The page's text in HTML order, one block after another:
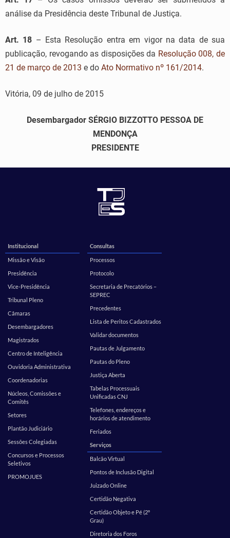
análise da Presidência deste Tribunal de Justiça.
Art. 18 – Esta Resolução entra em vigor na data de sua
publicação, revogando as disposições da Resolução 008, de
21 de março de 2013 e do Ato Normativo nº 161/2014.
Vitória, 09 de julho de 2015
Desembargador SÉRGIO BIZZOTTO PESSOA DE
MENDONÇA
PRESIDENTE
Institucional
Missão e Visão
Presidência
Vice-Presidência
Tribunal Pleno
Câmaras
Desembargadores
Magistrados
Centro de Inteligência
Ouvidoria Administrativa
Coordenadorias
Núcleos, Comissões e
Comitês
Setores
Plantão Judiciário
Sessões Colegiadas
Concursos e Processos
Seletivos
PROMOJUES
Consultas
Processos
Protocolo
Secretaria de Precatórios –
SEPREC
Precedentes
Lista de Peritos Cadastrados
Validar documentos
Pautas de Julgamento
Pautas do Pleno
Justiça Aberta
Tabelas Processuais
Unificadas CNJ
Telefones, endereços e
horários de atendimento
Feriados
Serviços
Balcão Virtual
Pontos de Inclusão Digital
Juizado Online
Certidão Negativa
Certidão Objeto e Pé (2º
Grau)
Diretoria dos Foros